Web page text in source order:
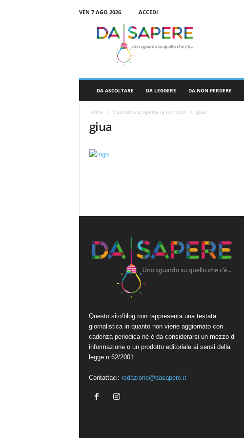
VEN 7 AGO 2026
ACCEDI
DA ASCOLTARE DA LEGGERE DA NON PERDERE
Home Musicultura: aperte le iscrizioni giua
giua
Questo sito/blog non rappresenta una testata
giornalistica in quanto non viene aggiornato con
cadenza periodica né è da considerarsi un mezzo di
informazione o un prodotto editoriale ai sensi della
legge n.62/2001.
Contattaci: redazione@dasapere.it